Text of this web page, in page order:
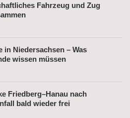
Fahrzeug und Zug
in Niedersachsen – Was
wissen müssen
Friedberg–Hanau nach
bald wieder frei